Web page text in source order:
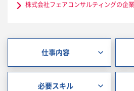
株式会社フェアコンサルティングの企
仕事内容
必要スキル